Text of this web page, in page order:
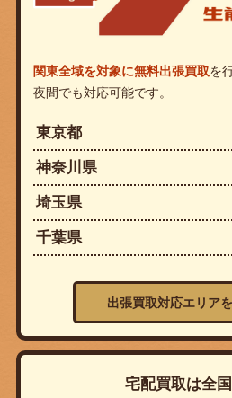
関東全域を対象に無料出張買取を
夜間でも対応可能です。
東京都
神奈川県
埼玉県
千葉県
出張買取対応エリア
宅配買取は全国